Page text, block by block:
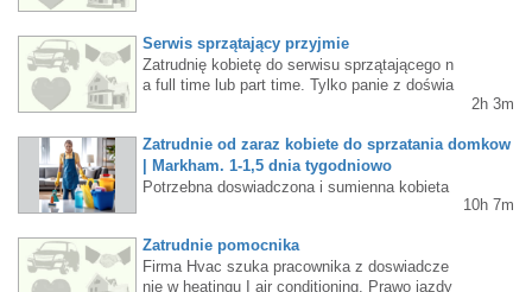
Serwis sprzątający przyjmie
Zatrudnię kobietę do serwisu sprzątającego n
a full time lub part time. Tylko panie z doświa
2h 3m
Zatrudnie od zaraz kobiete do sprzatania domkow
| Markham. 1-1,5 dnia tygodniowo
Potrzebna doswiadczona i sumienna kobieta
e posiadac wlasny samochod.Kontakt - Text:
(647) 901-6909.
10h 7m
Zatrudnie pomocnika
Firma Hvac szuka pracownika z doswiadcze
nie w heatingu I air conditioning. Prawo jazdy